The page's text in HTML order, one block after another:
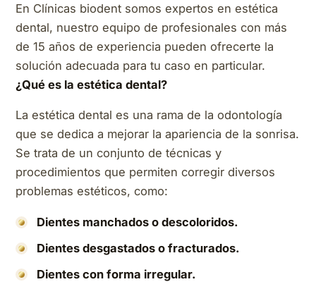
En Clínicas biodent somos expertos en estética
dental, nuestro equipo de profesionales con más
de 15 años de experiencia pueden ofrecerte la
solución adecuada para tu caso en particular.
¿Qué es la estética dental?
La estética dental es una rama de la odontología
que se dedica a mejorar la apariencia de la sonrisa.
Se trata de un conjunto de técnicas y
procedimientos que permiten corregir diversos
problemas estéticos, como:
Dientes manchados o descoloridos.
Dientes desgastados o fracturados.
Dientes con forma irregular.